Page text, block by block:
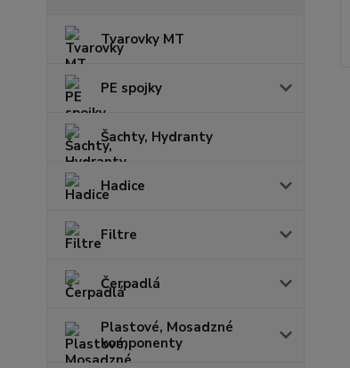
Tvarovky MT
PE spojky
Šachty, Hydranty
Hadice
Filtre
Čerpadlá
Plastové, Mosadzné
komponenty